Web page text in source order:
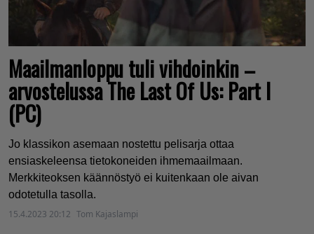
Maailmanloppu tuli vihdoinkin –
arvostelussa The Last Of Us: Part I
(PC)
Jo klassikon asemaan nostettu pelisarja ottaa
ensiaskeleensa tietokoneiden ihmemaailmaan.
Merkkiteoksen käännöstyö ei kuitenkaan ole aivan
odotetulla tasolla.
15.4.2023 20:12 Tom Kajaslampi